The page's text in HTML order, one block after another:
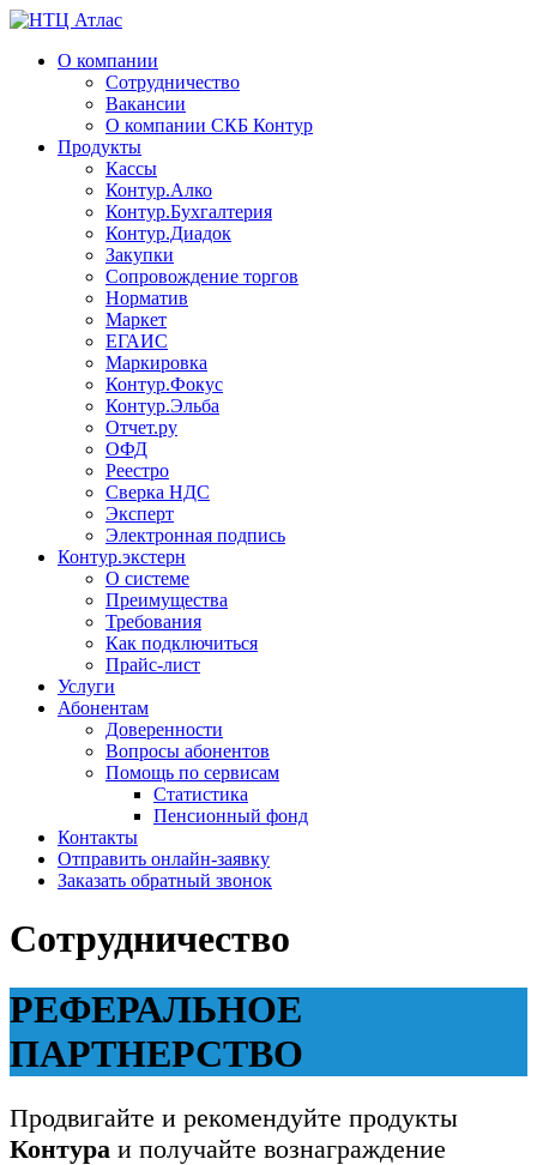
О компании
Сотрудничество
Вакансии
О компании СКБ Контур
Продукты
Кассы
Контур.Алко
Контур.Бухгалтерия
Контур.Диадок
Закупки
Сопровождение торгов
Норматив
Маркет
ЕГАИС
Маркировка
Контур.Фокус
Контур.Эльба
Отчет.ру
ОФД
Реестро
Сверка НДС
Эксперт
Электронная подпись
Контур.экстерн
О системе
Преимущества
Требования
Как подключиться
Прайс-лист
Услуги
Абонентам
Доверенности
Вопросы абонентов
Помощь по сервисам
Статистика
Пенсионный фонд
Контакты
Отправить онлайн-заявку
Заказать обратный звонок
Сотрудничество
РЕФЕРАЛЬНОЕ
ПАРТНЕРСТВО
Продвигайте и рекомендуйте продукты
Контура и получайте вознаграждение